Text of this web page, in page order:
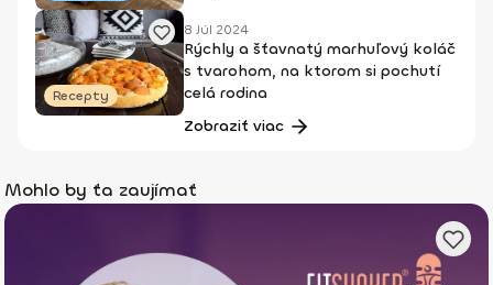
Recepty
8 Júl 2024
Rýchly a šťavnatý marhuľový koláč
s tvarohom, na ktorom si pochutí
celá rodina
Zobraziť viac
Mohlo by ťa zaujímať